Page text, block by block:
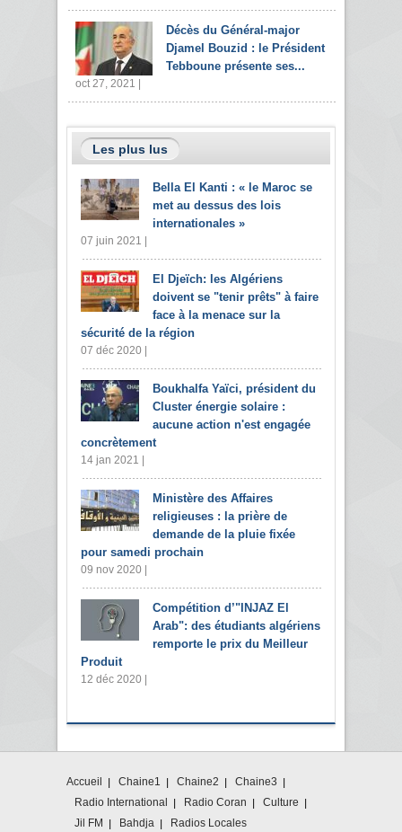
Décès du Général-major
Djamel Bouzid : le Président
Tebboune présente ses...
oct 27, 2021 |
Les plus lus
Bella El Kanti : « le Maroc se
met au dessus des lois
internationales »
07 juin 2021 |
El Djeïch: les Algériens
doivent se "tenir prêts" à faire
face à la menace sur la
sécurité de la région
07 déc 2020 |
Boukhalfa Yaïci, président du
Cluster énergie solaire :
aucune action n'est engagée
concrètement
14 jan 2021 |
Ministère des Affaires
religieuses : la prière de
demande de la pluie fixée
pour samedi prochain
09 nov 2020 |
Compétition d’"INJAZ El
Arab": des étudiants algériens
remporte le prix du Meilleur
Produit
12 déc 2020 |
Accueil Chaine1 Chaine2
Chaine3
Radio International
Radio Coran
Culture
Jil FM
Bahdja Radios Locales